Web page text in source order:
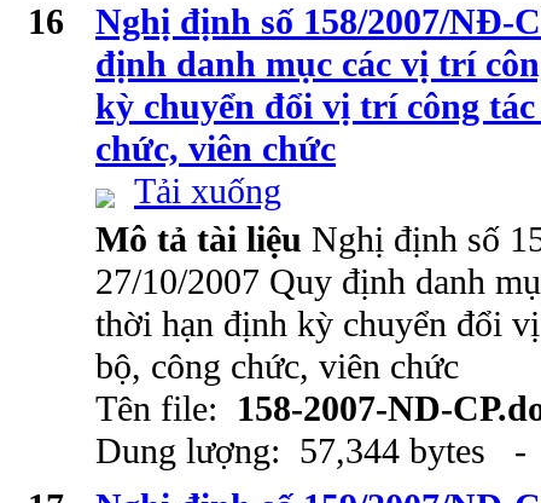
16
Nghị định số 158/2007/NĐ-
định danh mục các vị trí
kỳ chuyển đổi vị trí công
chức, viên chức
Tải xuống
Mô tả tài liệu Nghị định số
27/10/2007 Quy định danh
thời hạn định kỳ chuyển đổi
bộ, công chức, viên chức
Tên file: 158-2007-ND-
Dung lượng: 57,344 bytes